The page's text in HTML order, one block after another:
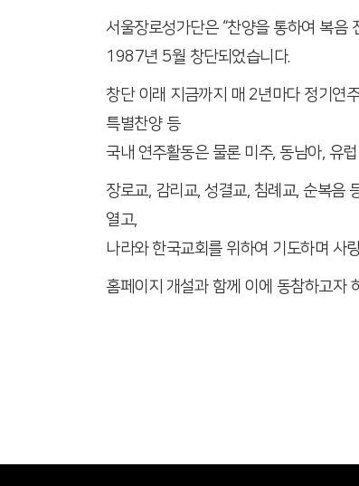
서울장로성가단은 “찬양을 통하여 복음
1987년 5월 창단되었습니다.
창단 이래 지금까지 매 2년마다 정기연
특별찬양 등
국내 연주활동은 물론 미주, 동남아, 유
장로교, 감리교, 성결교, 침례교, 순복음
열고,
나라와 한국교회를 위하여 기도하며 사
홈페이지 개설과 함께 이에 동참하고자